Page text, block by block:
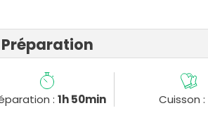
Préparation
:1h 50min Cuisson :